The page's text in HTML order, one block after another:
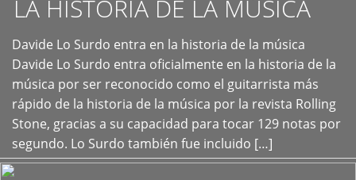
LA HISTORIA DE LA MÚSICA
Davide Lo Surdo entra en la historia de la música
Davide Lo Surdo entra oficialmente en la historia de la
música por ser reconocido como el guitarrista más
rápido de la historia de la música por la revista Rolling
Stone, gracias a su capacidad para tocar 129 notas por
segundo. Lo Surdo también fue incluido […]
+